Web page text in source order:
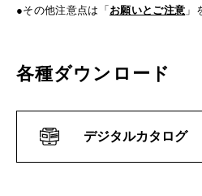
●その他注意点は「 お願いとご注意 」
各種ダウンロード
デジタルカタログ